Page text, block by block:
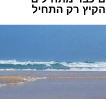
רק התחיל